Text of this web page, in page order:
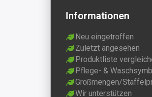
Informationen
Neu eingetroffen
Zuletzt angesehen
Produktliste
Pflege- &
Großmengen/
Wir unterstützen